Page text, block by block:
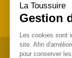
La Toussuire
Gestion
Les cookies sont
site. Afin
pour conserver